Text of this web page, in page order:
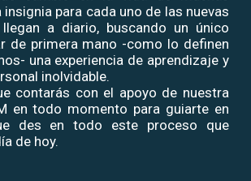
insignia para cada uno de las nuevas
a diario, buscando un único
de primera mano -como lo definen
una experiencia de aprendizaje y
inolvidable.
contarás con el apoyo de nuestra
en todo momento para guiarte en
des en todo este proceso que
de hoy.